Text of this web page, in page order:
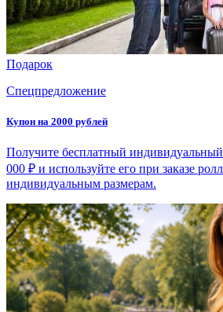
Подарок
Спецпредложение
Купон на 2000 рублей
Получите бесплатный
000 ₽ и используйте его при заказе
индивидуальным размерам.